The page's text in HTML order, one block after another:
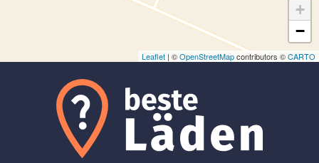
+
−
Leaflet | ©OpenStreetMapcontributors ©CARTO